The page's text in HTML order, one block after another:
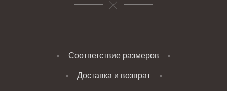
Соответствие размеров
Доставка и возврат